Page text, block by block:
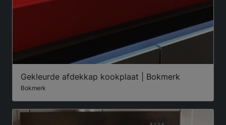
Gekleurde afdekkap kookplaat | Bokmerk
Bokmerk